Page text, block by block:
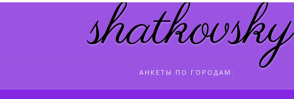
shatkovsky
АНКЕТЫ ПО ГОРОДАМ: